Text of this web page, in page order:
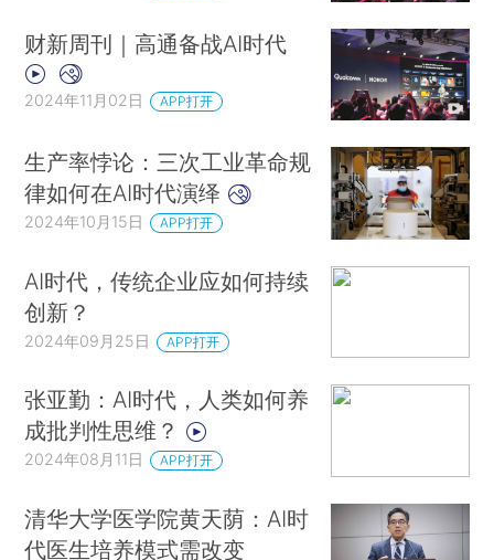
财新周刊｜高通备战AI时代
2024年11月02日 APP打开
生产率悖论：三次工业革命规
律如何在AI时代演绎
2024年10月15日 APP打开
AI时代，传统企业应如何持续
创新？
2024年09月25日 APP打开
张亚勤：AI时代，人类如何养
成批判性思维？
2024年08月11日 APP打开
清华大学医学院黄天荫：AI时
代医生培养模式需改变